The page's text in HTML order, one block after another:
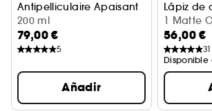
Antipelliculaire Apaisant
Champú calmante anticaspa
200 ml
79,00 €
5
Añadir
Lápiz de
1 Matte
56,00 €
31
Disponible